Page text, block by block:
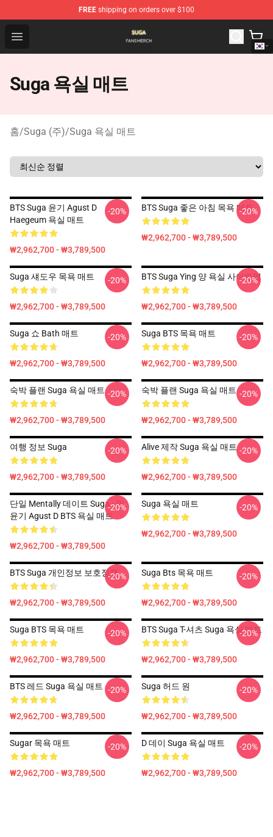
FREE shipping on orders over $100
Open menu
Suga Shop - Official Suga Merchandise Store
Suga 욕실 매트
홈/Suga (주)/Suga 욕실 매트
BTS Suga 윤기 Agust D
Haegeum 욕실 매트
₩2,962,700 - ₩3,789,500
-20% BTS Suga 좋은 아침 목욕 매트
₩2,962,700 - ₩3,789,500
-20%
Suga 섀도우 목욕 매트
₩2,962,700 - ₩3,789,500
-20% BTS Suga Ying 양 욕실 사이트맵
₩2,962,700 - ₩3,789,500
-20%
Suga 쇼 Bath 매트
₩2,962,700 - ₩3,789,500
-20% Suga BTS 목욕 매트
₩2,962,700 - ₩3,789,500
-20%
숙박 플랜 Suga 욕실 매트
₩2,962,700 - ₩3,789,500
-20% 숙박 플랜 Suga 욕실 매트
₩2,962,700 - ₩3,789,500
-20%
여행 정보 Suga
₩2,962,700 - ₩3,789,500
-20% Alive 제작 Suga 욕실 매트
₩2,962,700 - ₩3,789,500
-20%
단일 Mentally 데이트 Suga - 민
윤기 Agust D BTS 욕실 매트
₩2,962,700 - ₩3,789,500
-20% Suga 욕실 매트
₩2,962,700 - ₩3,789,500
-20%
BTS Suga 개인정보 보호정책
₩2,962,700 - ₩3,789,500
-20% Suga Bts 목욕 매트
₩2,962,700 - ₩3,789,500
-20%
Suga BTS 목욕 매트
₩2,962,700 - ₩3,789,500
-20% BTS Suga T-셔츠 Suga 욕실 매트
₩2,962,700 - ₩3,789,500
-20%
BTS 레드 Suga 욕실 매트
₩2,962,700 - ₩3,789,500
-20% Suga 허드 원
₩2,962,700 - ₩3,789,500
-20%
Sugar 목욕 매트
₩2,962,700 - ₩3,789,500
-20% D 데이 Suga 욕실 매트
₩2,962,700 - ₩3,789,500
-20%